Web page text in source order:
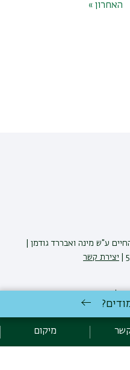
הדף
האחרון »
ע"ש מינה ואבררד גודמן |
יצירת קשר
מיקום